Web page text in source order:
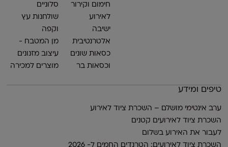
חימום וקירור
לאירוע
ישיבה
אלטרנטיבית
כסאות שונים
וכסאות בר
סלוניים
שולחנות עץ
וקפה
מן המטבח -
עיצוב מזנונים
מוצרים למכירה
טיפים ומידע
ערב אינטימי מושלם – השכרת ציוד לאירוע
השכרת ציוד לאירועים קטנים
לעבור את האירוע בשלום
השכרת ציוד לאירועים: הטרנדים החמים ל- 2026